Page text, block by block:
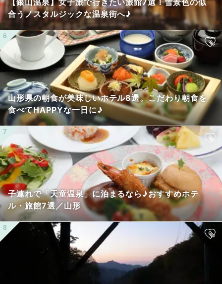
【銀山温泉】女子旅で行きたい旅館7選！雪景色の似
合うノスタルジックな温泉街へ♪
山形県の朝食が美味しいホテル8選。こだわり朝食を
食べてHAPPYな一日に♪
子連れで「天童温泉」に泊まるなら♪おすすめホテ
ル・旅館7選／山形